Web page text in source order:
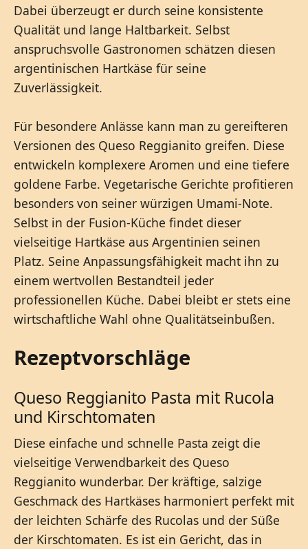
Dabei überzeugt er durch seine konsistente
Qualität und lange Haltbarkeit. Selbst
anspruchsvolle Gastronomen schätzen diesen
argentinischen Hartkäse für seine
Zuverlässigkeit.
Für besondere Anlässe kann man zu gereifteren
Versionen des Queso Reggianito greifen. Diese
entwickeln komplexere Aromen und eine tiefere
goldene Farbe. Vegetarische Gerichte profitieren
besonders von seiner würzigen Umami-Note.
Selbst in der Fusion-Küche findet dieser
vielseitige Hartkäse aus Argentinien seinen
Platz. Seine Anpassungsfähigkeit macht ihn zu
einem wertvollen Bestandteil jeder
professionellen Küche. Dabei bleibt er stets eine
wirtschaftliche Wahl ohne Qualitätseinbußen.
Rezeptvorschläge
Queso Reggianito Pasta mit Rucola
und Kirschtomaten
Diese einfache und schnelle Pasta zeigt die
vielseitige Verwendbarkeit des Queso
Reggianito wunderbar. Der kräftige, salzige
Geschmack des Hartkäses harmoniert perfekt mit
der leichten Schärfe des Rucolas und der Süße
der Kirschtomaten. Es ist ein Gericht, das in